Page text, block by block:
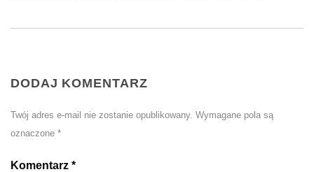
DODAJ KOMENTARZ
Twój adres e-mail nie zostanie opublikowany. Wymagane pola są
oznaczone *
Komentarz *